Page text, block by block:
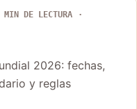
MIN DE LECTURA
2026: fechas,
y reglas